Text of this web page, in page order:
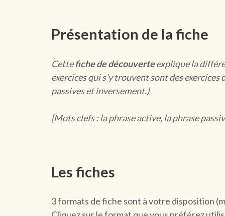
Présentation de la fiche
Cettefiche de découverteexplique la
exercices qui s’y trouvent sont des
passives et inversement.)
[Mots clefs : la phrase active, la phrase
Les fiches
3 formats de fiche sont à votre disposition